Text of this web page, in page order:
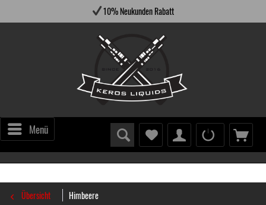
10% Neukunden Rabatt
Menü
Übersicht Himbeere